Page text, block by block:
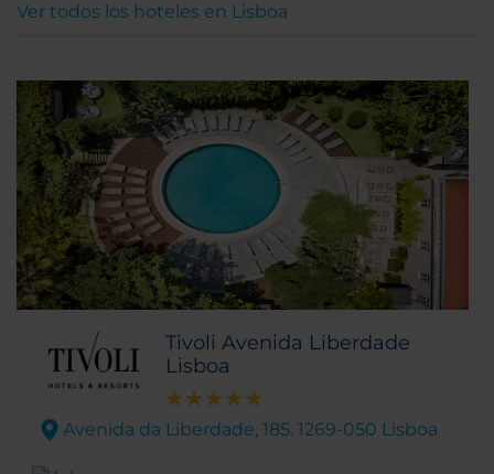
Ver todos los hoteles en Lisboa
Tivoli Avenida Liberdade
Lisboa
Avenida da Liberdade, 185. 1269-050 Lisboa